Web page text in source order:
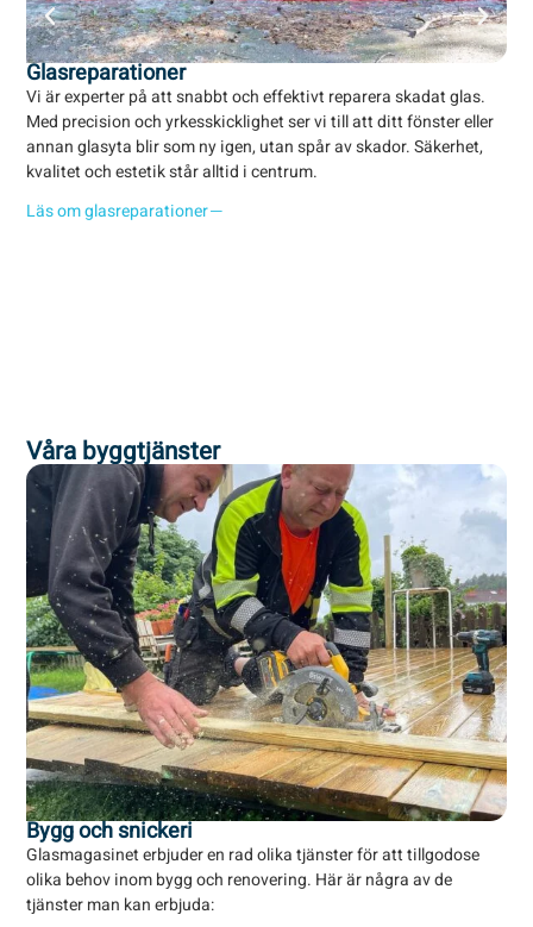
Glasreparationer
Vi är experter på att snabbt och effektivt reparera skadat glas.
Med precision och yrkesskicklighet ser vi till att ditt fönster eller
annan glasyta blir som ny igen, utan spår av skador. Säkerhet,
kvalitet och estetik står alltid i centrum.
Läs om glasreparationer
Våra byggtjänster
Bygg och snickeri
Glasmagasinet erbjuder en rad olika tjänster för att tillgodose
olika behov inom bygg och renovering. Här är några av de
tjänster man kan erbjuda: